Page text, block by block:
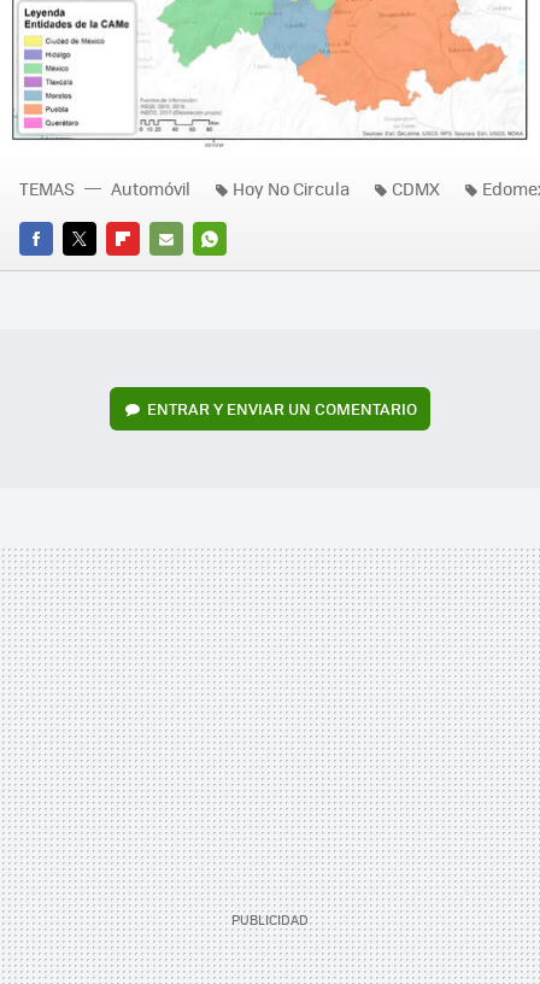
FACEBOOK
TWITTERFLIPBOARD
E-
WHATSAPP
TEMAS Automóvil Hoy No Circula CDMX
ENTRAR Y ENVIAR UN COMENTARIO